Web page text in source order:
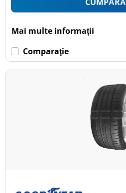
Mai multe informații
Comparaţie